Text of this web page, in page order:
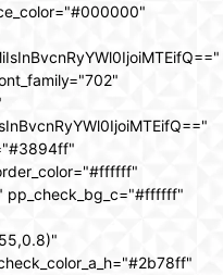
pp_check_bg_c="#ffffff"